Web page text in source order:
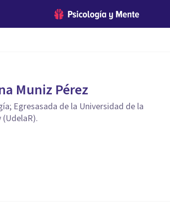
Muniz Pérez
Egresasada de la Universidad de la
(UdelaR).